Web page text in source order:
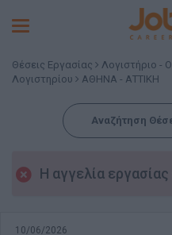
Toggle
Θέσεις Εργασίας Λογιστήριο -
Λογιστηρίου
ΑΘΗΝΑ - ΑΤΤΙΚΗ
Αναζήτηση
Η αγγελία εργασίας
10/06/2026